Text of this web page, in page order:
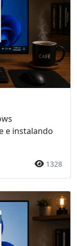
e instalando
1328